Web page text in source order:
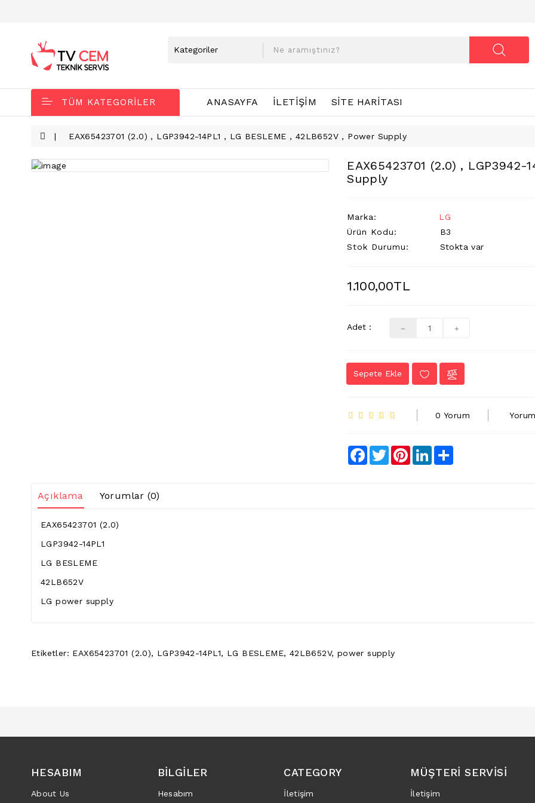
TÜM KATEGORILER ANASAYFA İLETIŞIM SITE HARITASI
EAX65423701 (2.0) , LGP3942-14PL1 , LG BESLEME , 42LB652V , Power Supply
EAX65423701 (2.0) , LGP3942-
Supply
Marka:
LG
Ürün Kodu:
B3
Stok Durumu:
Stokta var
1.100,00TL
Adet :
Sepete Ekle
0 Yorum
Facebook
TwitterPinterestLinkedIn
Açıklama Yorumlar (0)
EAX65423701 (2.0)
LGP3942-14PL1
LG BESLEME
42LB652V
LG power supply
Etiketler: EAX65423701 (2.0), LGP3942-14PL1, LG BESLEME, 42LB652V, power supply
HESABIM
About Us
BILGILER
Hesabım
CATEGORY
İletişim
MÜŞTERI SERVISI
İletişim